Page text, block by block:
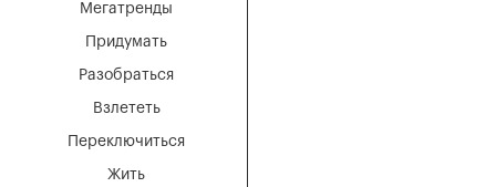
Мегатренды
Придумать
Разобраться
Взлететь
Переключиться
Жить